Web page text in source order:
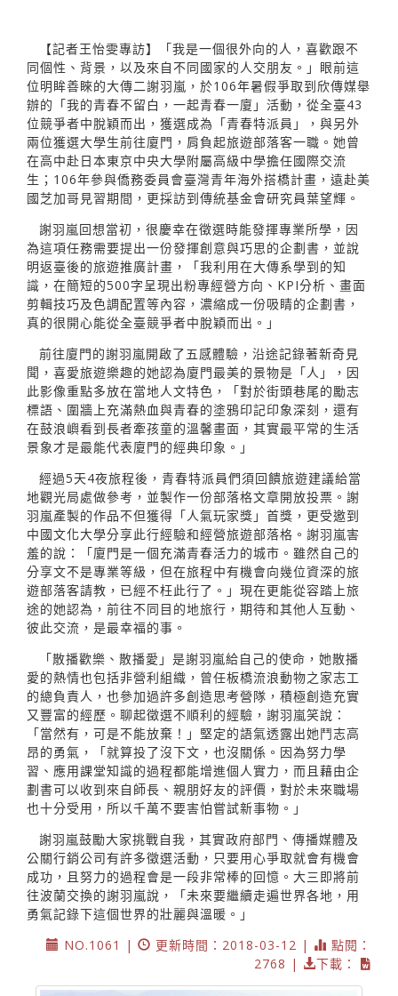
【記者王怡雯專訪】「我是一個很外向的人，喜歡跟不
同個性、背景，以及來自不同國家的人交朋友。」眼前這
位明眸善睞的大傳二謝羽嵐，於106年暑假爭取到欣傳媒舉
辦的「我的青春不留白，一起青春一廈」活動，從全臺43
位競爭者中脫穎而出，獲選成為「青春特派員」，與另外
兩位獲選大學生前往廈門，肩負起旅遊部落客一職。她曾
在高中赴日本東京中央大學附屬高級中學擔任國際交流
生；106年參與僑務委員會臺灣青年海外搭橋計畫，遠赴美
國芝加哥見習期間，更採訪到傳統基金會研究員葉望輝。
謝羽嵐回想當初，很慶幸在徵選時能發揮專業所學，因
為這項任務需要提出一份發揮創意與巧思的企劃書，並說
明返臺後的旅遊推廣計畫，「我利用在大傳系學到的知
識，在簡短的500字呈現出粉專經營方向、KPI分析、畫面
剪輯技巧及色調配置等內容，濃縮成一份吸睛的企劃書，
真的很開心能從全臺競爭者中脫穎而出。」
前往廈門的謝羽嵐開啟了五感體驗，沿途記錄著新奇見
聞，喜愛旅遊樂趣的她認為廈門最美的景物是「人」，因
此影像重點多放在當地人文特色，「對於街頭巷尾的勵志
標語、圍牆上充滿熱血與青春的塗鴉印記印象深刻，還有
在鼓浪嶼看到長者牽孩童的溫馨畫面，其實最平常的生活
景象才是最能代表廈門的經典印象。」
經過5天4夜旅程後，青春特派員們須回饋旅遊建議給當
地觀光局處做參考，並製作一份部落格文章開放投票。謝
羽嵐產製的作品不但獲得「人氣玩家獎」首獎，更受邀到
中國文化大學分享此行經驗和經營旅遊部落格。謝羽嵐害
羞的說：「廈門是一個充滿青春活力的城市。雖然自己的
分享文不是專業等級，但在旅程中有機會向幾位資深的旅
遊部落客請教，已經不枉此行了。」現在更能從容踏上旅
途的她認為，前往不同目的地旅行，期待和其他人互動、
彼此交流，是最幸福的事。
「散播歡樂、散播愛」是謝羽嵐給自己的使命，她散播
愛的熱情也包括非營利組織，曾任板橋流浪動物之家志工
的總負責人，也參加過許多創造思考營隊，積極創造充實
又豐富的經歷。聊起徵選不順利的經驗，謝羽嵐笑說：
「當然有，可是不能放棄！」堅定的語氣透露出她鬥志高
昂的勇氣，「就算投了沒下文，也沒關係。因為努力學
習、應用課堂知識的過程都能增進個人實力，而且藉由企
劃書可以收到來自師長、親朋好友的評價，對於未來職場
也十分受用，所以千萬不要害怕嘗試新事物。」
謝羽嵐鼓勵大家挑戰自我，其實政府部門、傳播媒體及
公關行銷公司有許多徵選活動，只要用心爭取就會有機會
成功，且努力的過程會是一段非常棒的回憶。大三即將前
往波蘭交換的謝羽嵐說，「未來要繼續走遍世界各地，用
勇氣記錄下這個世界的壯麗與溫暖。」
NO.1061 |
更新時間：2018-03-12 |
點閱：
2768 |
下載：